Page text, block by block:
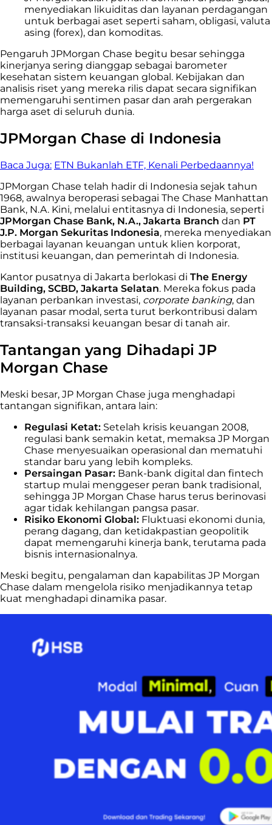
menyediakan likuiditas dan layanan perdagangan
untuk berbagai aset seperti saham, obligasi, valuta
asing (forex), dan komoditas.
Pengaruh JPMorgan Chase begitu besar sehingga
kinerjanya sering dianggap sebagai barometer
kesehatan sistem keuangan global. Kebijakan dan
analisis riset yang mereka rilis dapat secara signifikan
memengaruhi sentimen pasar dan arah pergerakan
harga aset di seluruh dunia.
JPMorgan Chase di Indonesia
Baca Juga: ETN Bukanlah ETF, Kenali Perbedaannya!
JPMorgan Chase telah hadir di Indonesia sejak tahun
1968, awalnya beroperasi sebagai The Chase Manhattan
Bank, N.A. Kini, melalui entitasnya di Indonesia, seperti
JPMorgan Chase Bank, N.A., Jakarta Branch dan PT
J.P. Morgan Sekuritas Indonesia, mereka menyediakan
berbagai layanan keuangan untuk klien korporat,
institusi keuangan, dan pemerintah di Indonesia.
Kantor pusatnya di Jakarta berlokasi di The Energy
Building, SCBD, Jakarta Selatan. Mereka fokus pada
layanan perbankan investasi, corporate banking, dan
layanan pasar modal, serta turut berkontribusi dalam
transaksi-transaksi keuangan besar di tanah air.
Tantangan yang Dihadapi JP
Morgan Chase
Meski besar, JP Morgan Chase juga menghadapi
tantangan signifikan, antara lain:
Regulasi Ketat: Setelah krisis keuangan 2008,
regulasi bank semakin ketat, memaksa JP Morgan
Chase menyesuaikan operasional dan mematuhi
standar baru yang lebih kompleks.
Persaingan Pasar: Bank-bank digital dan fintech
startup mulai menggeser peran bank tradisional,
sehingga JP Morgan Chase harus terus berinovasi
agar tidak kehilangan pangsa pasar.
Risiko Ekonomi Global: Fluktuasi ekonomi dunia,
perang dagang, dan ketidakpastian geopolitik
dapat memengaruhi kinerja bank, terutama pada
bisnis internasionalnya.
Meski begitu, pengalaman dan kapabilitas JP Morgan
Chase dalam mengelola risiko menjadikannya tetap
kuat menghadapi dinamika pasar.